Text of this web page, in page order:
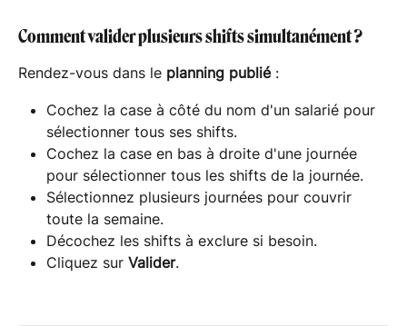
Comment valider plusieurs shifts simultanément ?
Rendez-vous dans le planning publié :
Cochez la case à côté du nom d'un salarié pour
sélectionner tous ses shifts.
Cochez la case en bas à droite d'une journée
pour sélectionner tous les shifts de la journée.
Sélectionnez plusieurs journées pour couvrir
toute la semaine.
Décochez les shifts à exclure si besoin.
Cliquez sur Valider.